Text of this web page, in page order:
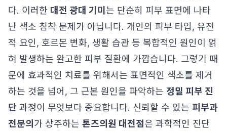
다. 이러한 대전 광대 기미 는 단순히 피부 표면에 나타
난 색소 침착 문제가 아닙니다. 개인의 피부 타입, 유전
적 요인, 호르몬 변화, 생활 습관 등 복합적인 원인이 얽
혀 발생하는 완고한 피부 질환에 가깝습니다. 그렇기 때
문에 효과적인 치료를 위해서는 표면적인 색소를 제거
하는 것을 넘어, 그 근본 원인을 파악하는 정밀 피부 진
단 과정이 무엇보다 중요합니다. 신뢰할 수 있는 피부과
전문의 가 상주하는 톤즈의원 대전점은 과학적인 진단